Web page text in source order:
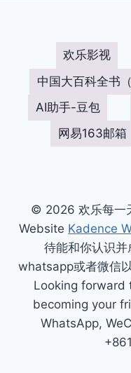
欢乐影视
中国大百科全书（
AI助手-豆包
网易163邮箱
© 2026 欢乐每一
Website Kadence
待能和你认识
whatsapp或者微信
Looking forward
becoming your
WhatsApp,